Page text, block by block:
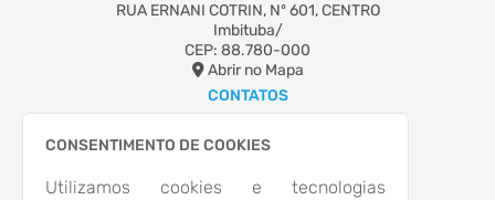
CONSENTIMENTO DE COOKIES
Utilizamos cookies e tecnologias
RUA ERNANI COTRIN, Nº 601, CENTRO
Imbituba/
CEP: 88.780-000
Abrir no Mapa
CONTATOS
comunicacao@imbituba.sc.gov.br
Segunda-feira a Sexta-feira13:00 às 19:00